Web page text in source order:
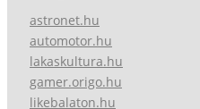
astronet.hu
automotor.hu
lakaskultura.hu
gamer.origo.hu
likebalaton.hu